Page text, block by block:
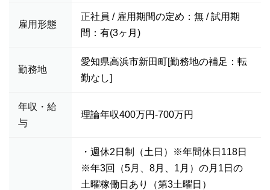
雇用形態
正社員 / 雇用期間の定め：無 / 試用期
間：有(3ヶ月)
勤務地
愛知県高浜市新田町[勤務地の補足：転
勤なし]
年収・給
与
理論年収400万円-700万円
・週休2日制（土日）※年間休日118日
※年3回（5月、8月、1月）の月1日の
土曜稼働日あり（第3土曜日）